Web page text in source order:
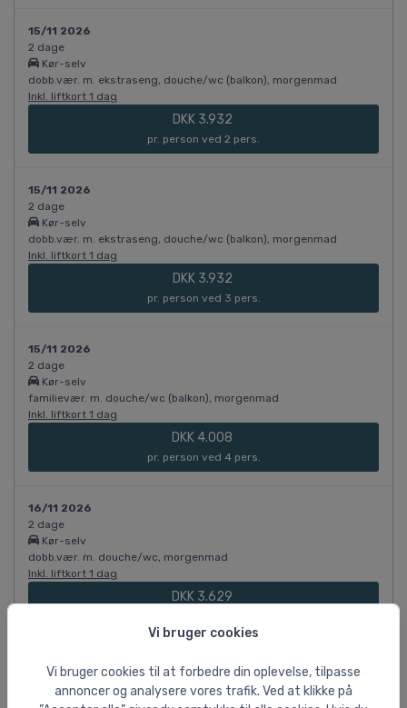
Vi bruger cookies
Vi bruger cookies til at forbedre din oplevelse, tilpasse
annoncer og analysere vores trafik. Ved at klikke på
15/11 2026
2 dage
Kør-selv
dobb.vær. m. ekstraseng, douche/wc (balkon), morgenmad
Inkl. liftkort 1 dag
DKK 3.932
pr. person ved 2 pers.
15/11 2026
2 dage
Kør-selv
dobb.vær. m. ekstraseng, douche/wc (balkon), morgenmad
Inkl. liftkort 1 dag
DKK 3.932
pr. person ved 3 pers.
15/11 2026
2 dage
Kør-selv
familievær. m. douche/wc (balkon), morgenmad
Inkl. liftkort 1 dag
DKK 4.008
pr. person ved 4 pers.
16/11 2026
2 dage
Kør-selv
dobb.vær. m. douche/wc, morgenmad
Inkl. liftkort 1 dag
DKK 3.629
16/11 2026
Kør-selv